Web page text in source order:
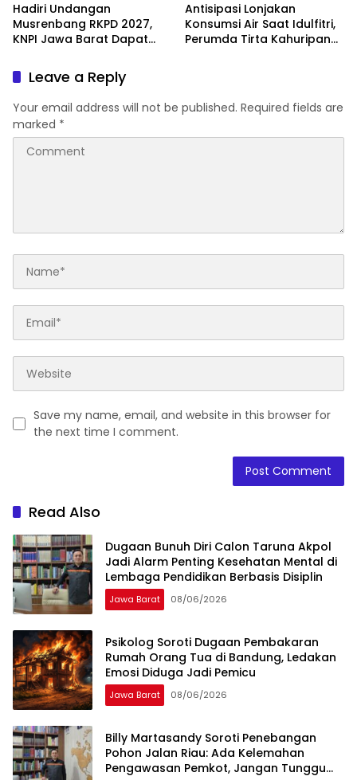
Hadiri Undangan
Musrenbang RKPD 2027,
KNPI Jawa Barat Dapat
Antisipasi Lonjakan
Konsumsi Air Saat Idulfitri,
Perumda Tirta Kahuripan
Leave a Reply
Your email address will not be published. Required fields are
marked *
Save my name, email, and website in this browser for
the next time I comment.
Read Also
Dugaan Bunuh Diri Calon Taruna Akpol
Jadi Alarm Penting Kesehatan Mental di
Lembaga Pendidikan Berbasis Disiplin
Jawa Barat 08/06/2026
Psikolog Soroti Dugaan Pembakaran
Rumah Orang Tua di Bandung, Ledakan
Emosi Diduga Jadi Pemicu
Jawa Barat 08/06/2026
Billy Martasandy Soroti Penebangan
Pohon Jalan Riau: Ada Kelemahan
Pengawasan Pemkot, Jangan Tunggu